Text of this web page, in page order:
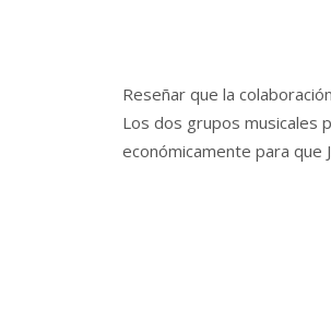
Reseñar que la
Los dos grupos musicales
económicamente para que